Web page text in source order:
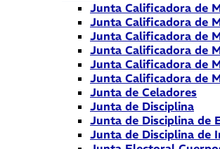
Junta Calificadora de
Junta Calificadora de
Junta Calificadora de
Junta Calificadora de
Junta Calificadora de
Junta Calificadora de
Junta de Celadores
Junta de Disciplina
Junta de Disciplina de
Junta de Disciplina de